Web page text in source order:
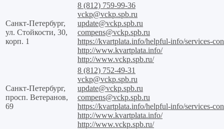
Санкт-Петербург,
ул. Стойкости, 30,
корп. 1
8 (812) 759-99-36
vckp@vckp.spb.ru
update@vckp.spb.ru
compens@vckp.spb.ru
https://kvartplata.info/helpful-info/services-
http://www.kvartplata.info/
http://www.vckp.spb.ru/
Санкт-Петербург,
просп. Ветеранов,
69
8 (812) 752-49-31
vckp@vckp.spb.ru
update@vckp.spb.ru
compens@vckp.spb.ru
https://kvartplata.info/helpful-info/services-
http://www.kvartplata.info/
http://www.vckp.spb.ru/